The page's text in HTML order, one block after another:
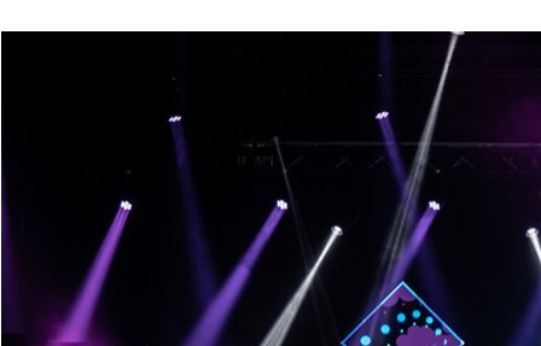
Come inserire
Come inserire
pubblico, timing e
22 maggio 2026
Performance con
Performance con bolle
festival, gala ed eventi di